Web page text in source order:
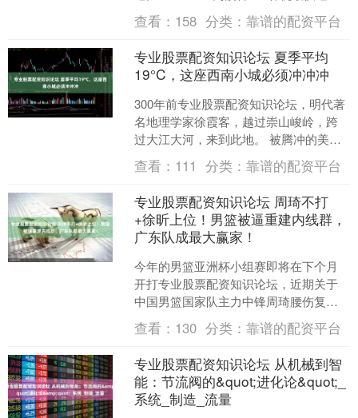
的20倍，交警：设备系统出错专业股票
配资知....
查看： 158 分类：靠谱的配资平台
专业股票配资知识论坛 夏季平均
19°C，这座西南小城必须冲冲冲
300年前专业股票配资知识论坛，明代著
名地理学家徐霞客，越过崇山峻岭，跨
过大江大河，来到此地。 被腾冲的美丽
所震撼，称其为极边第一城，这名号便
一代一代传了下来。....
查看： 111 分类：靠谱的配资平台
专业股票配资知识论坛 周琦不打
+徐昕上位！男篮被逼重建内线群，
广东队成最大赢家！
今年的男篮亚洲杯小组赛即将在下个月
开打专业股票配资知识论坛，近期关于
中国男篮国家队主力中锋周琦腰伤复发
的消息沸沸扬扬。据知情人士爆料，国
家队的主力中锋周琦腰伤复....
查看： 130 分类：靠谱的配资平台
专业股票配资知识论坛 从机械到智
能：节流阀的&quot;进化论&quot;_
系统_制造_流量